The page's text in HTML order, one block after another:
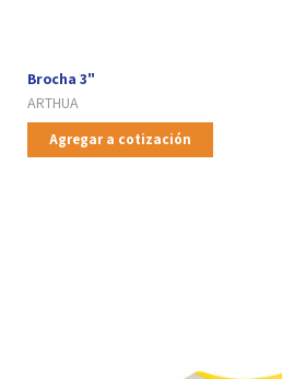
Brocha 3"
ARTHUA
Agregar a cotización